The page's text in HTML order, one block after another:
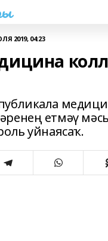
2019, 04:23
етмәү
уйнаясаҡ.